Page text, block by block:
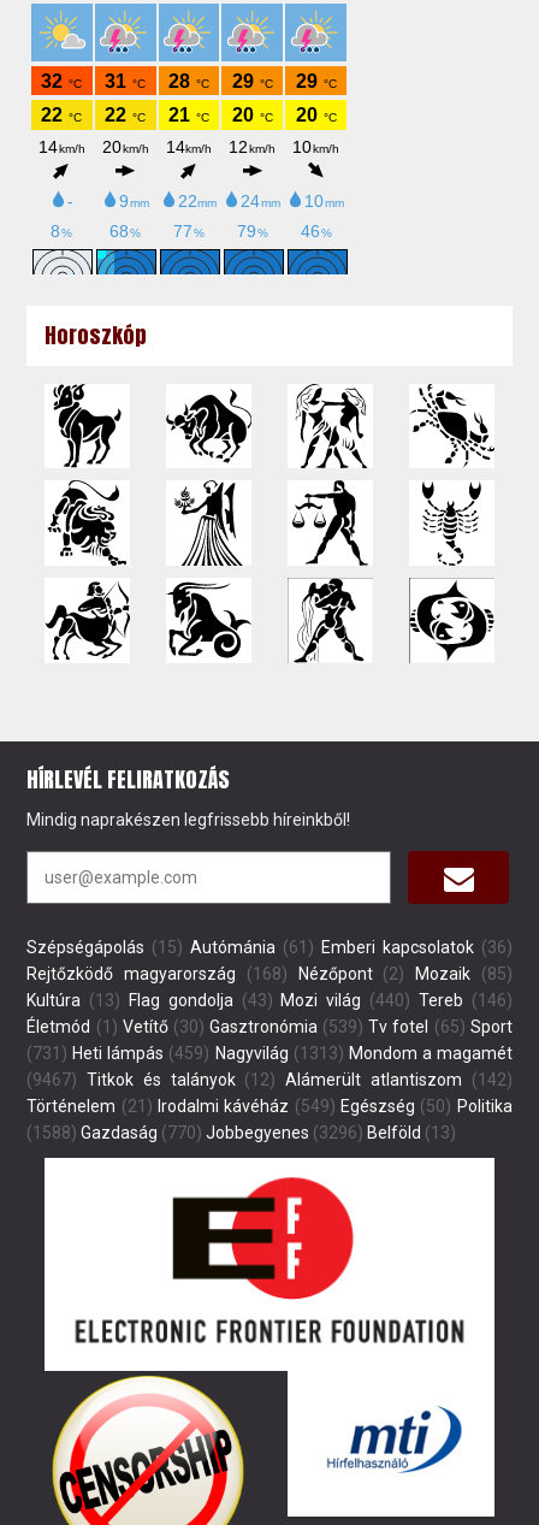
Horoszkóp
HÍRLEVÉL FELIRATKOZÁS
Mindig naprakészen legfrissebb híreinkből!
Szépségápolás (15) Autómánia (61) Emberi kapcsolatok(36)
Rejtőzködő magyarország (168) Nézőpont(2) Mozaik(85)
Kultúra (13) Flag gondolja (43) Mozi világ (440) Tereb (146)
Életmód (1) Vetítő(30) Gasztronómia (539) Tv fotel (65) Sport
(731) Heti lámpás (459) Nagyvilág (1313) Mondom a magamét
(9467) Titkok és talányok(12) Alámerült atlantiszom (142)
Történelem (21) Irodalmi kávéház (549) Egészség (50) Politika
(1588) Gazdaság (770) Jobbegyenes (3296) Belföld (13)